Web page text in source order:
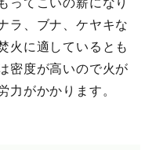
ってこいの薪になり
ラ、ブナ、ケヤキな
火に適しているとも
密度が高いので火が
力がかかります。